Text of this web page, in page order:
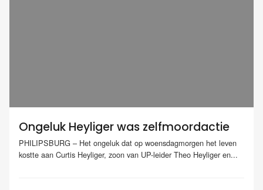
Ongeluk Heyliger was zelfmoordactie
PHILIPSBURG – Het ongeluk dat op woensdagmorgen het leven
kostte aan Curtis Heyliger, zoon van UP-leider Theo Heyliger en...